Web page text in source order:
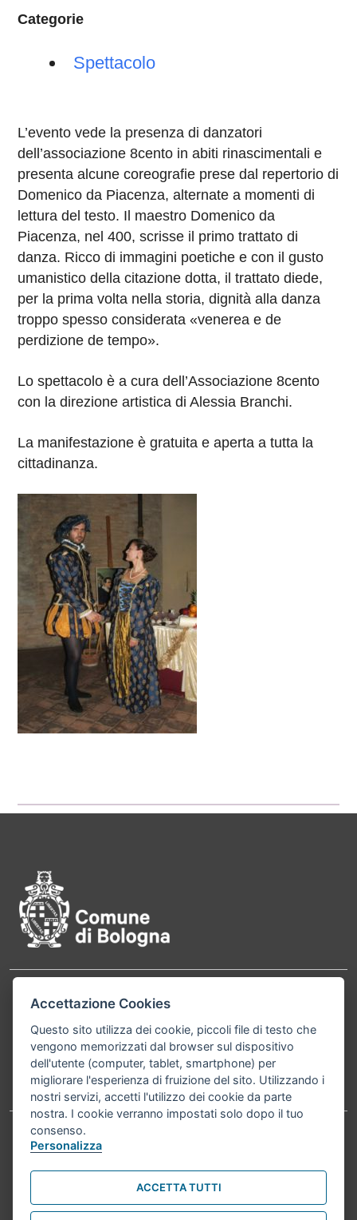
Categorie
Spettacolo
L’evento vede la presenza di danzatori
dell’associazione 8cento in abiti rinascimentali e
presenta alcune coreografie prese dal repertorio di
Domenico da Piacenza, alternate a momenti di
lettura del testo. Il maestro Domenico da
Piacenza, nel 400, scrisse il primo trattato di
danza. Ricco di immagini poetiche e con il gusto
umanistico della citazione dotta, il trattato diede,
per la prima volta nella storia, dignità alla danza
troppo spesso considerata «venerea e de
perdizione de tempo».
Lo spettacolo è a cura dell’Associazione 8cento
con la direzione artistica di Alessia Branchi.
La manifestazione è gratuita e aperta a tutta la
cittadinanza.
Contatti
Comune di Bologna, Piazza Maggiore, 6 - 40124
Bologna P.Iva 01232710374 Cod. IBAN: IT 88 R
02008 02435 000020067156
Telefono:051203040
Accessibilità Carta dei valori
Informativa sul trattamento dei dati personali Note legali
© Comune di Bologna 2026. Tutti i diritti riservati.
Accettazione Cookies
Questo sito utilizza dei cookie, piccoli file di testo che
vengono memorizzati dal browser sul dispositivo
dell'utente (computer, tablet, smartphone) per
migliorare l'esperienza di fruizione del sito. Utilizzando i
nostri servizi, accetti l'utilizzo dei cookie da parte
nostra. I cookie verranno impostati solo dopo il tuo
consenso.
Personalizza
ACCETTA TUTTI